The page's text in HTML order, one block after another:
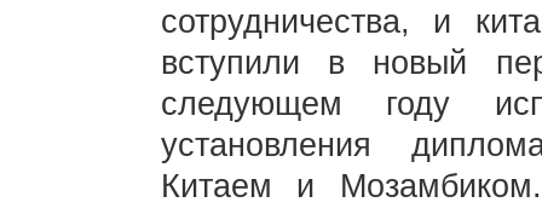
сотрудничества, и
вступили в новый
следующем году
установления
Китаем и